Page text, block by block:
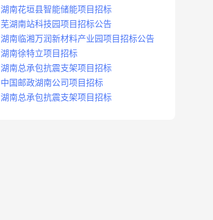
湖南花垣县智能储能项目招标
芜湖南站科技园项目招标公告
湖南临湘万润新材料产业园项目招标公告
湖南徐特立项目招标
湖南总承包抗震支架项目招标
中国邮政湖南公司项目招标
湖南总承包抗震支架项目招标